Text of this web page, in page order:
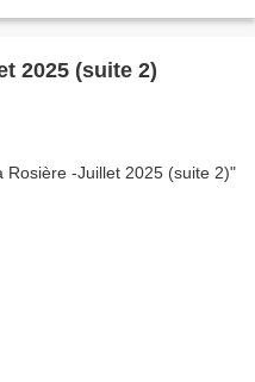
2025 (suite 2)